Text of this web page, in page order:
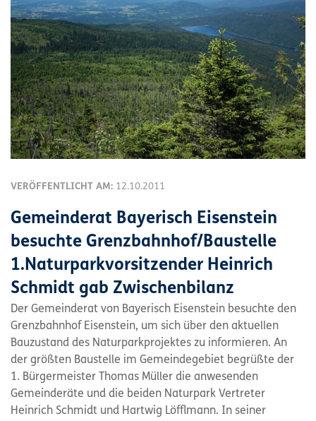
VERÖFFENTLICHT AM: 12.10.2011
Gemeinderat Bayerisch Eisenstein
besuchte Grenzbahnhof/Baustelle
1.Naturparkvorsitzender Heinrich
Schmidt gab Zwischenbilanz
Der Gemeinderat von Bayerisch Eisenstein besuchte den
Grenzbahnhof Eisenstein, um sich über den aktuellen
Bauzustand des Naturparkprojektes zu informieren. An
der größten Baustelle im Gemeindegebiet begrüßte der
1. Bürgermeister Thomas Müller die anwesenden
Gemeinderäte und die beiden Naturpark Vertreter
Heinrich Schmidt und Hartwig Löfflmann. In seiner